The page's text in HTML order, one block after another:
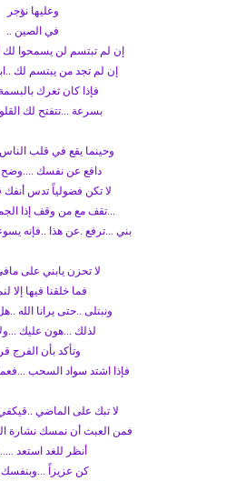
وعليها نؤجر
في الصين ..
إن لم تبتسم لن يسمحوا لك
إن لم تجد من يبتسم لك
فإذا كان ثغرك
بسرعة ...تتفتح لك
وحينما يقع في قلب
دافع عن نفسك ....وضح
لا تكن فضولياً تدس
...تقف مع من وقف إذا
بني ...ترفع .عن هذا ..فإنه
لا تحزن يابني على
فما خلقنا فيها إلا
ونبتلى ..حتى يرانا الله
لذلك ...هون عليك
وتأكد بأن الفرج
فإذا اشتد سواد السحب
لا تبك على الماضي
فمن العبث أن نمسك نشارة
أنظر للغد استعد
كن عزيزاً ...وبنفسك